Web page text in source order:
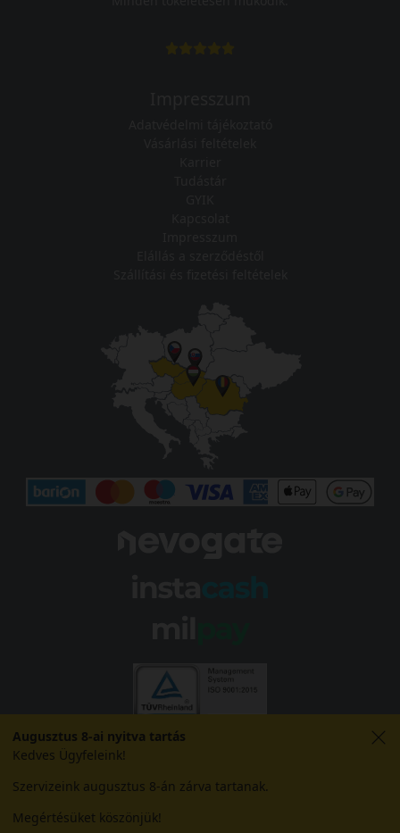
Augusztus 8-ai nyitva tartás
Kedves Ügyfeleink!
Szervizeink augusztus 8-án zárva tartanak.
Megértésüket köszönjük!